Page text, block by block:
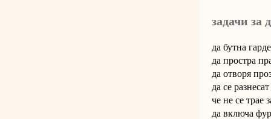
задачи за
да бутна
да простра
да отворя
да се
че не се трае
да включа